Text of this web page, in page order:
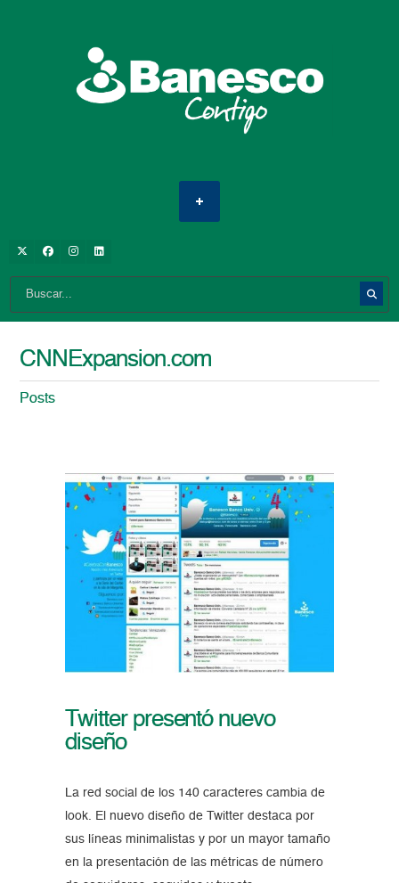
CNNExpansion.com
Posts
Twitter presentó nuevo
diseño
La red social de los 140 caracteres cambia de
look. El nuevo diseño de Twitter destaca por
sus líneas minimalistas y por un mayor tamaño
en la presentación de las métricas de número